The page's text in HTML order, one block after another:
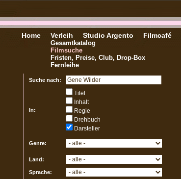
Home Verleih
Gesamtkatalog
Filmsuche
Fristen, Preise, Club, Drop-Box
Fernleihe
Studio Argento Filmcafé
Suche nach:
In:
Titel
Inhalt
Regie
Drehbuch
Darsteller
Genre:
Land:
Sprache: